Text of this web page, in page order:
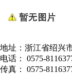
地址：浙江省绍兴
电话： 0575-
传真： 0575-